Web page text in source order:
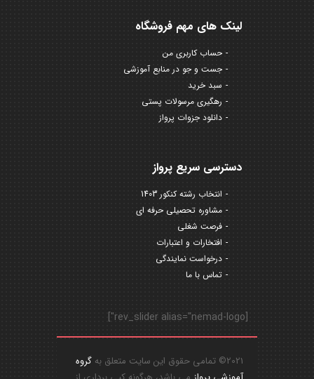
لینک های مهم فروشگاه
حساب کاربری من
جست و جو در منابع آموزشی
سبد خرید
رهگیری مرسولات پستی
دانلود جزوات پرواز
دسترسی سریع پرواز
انتخاب رشته کنکور 1403
مشاوره تحصیلی حرفه ای
فرصت شغلی
افتخارات و اعتبارات
درخواست نمایندگی
تماس با ما
[rev_slider alias="nemad-logo"]
2021© تمامی حقوق این سایت متعلق به
گروه